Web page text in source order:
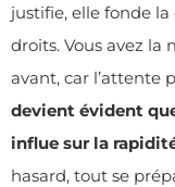
justifie, elle fonde la
droits. Vous avez la
avant, car l’attente
devient évident
influe sur la
hasard, tout se